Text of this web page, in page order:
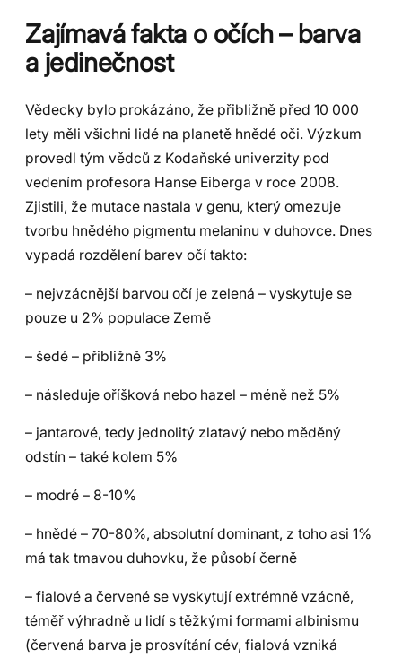
Zajímavá fakta o očích – barva
a jedinečnost
Vědecky bylo prokázáno, že přibližně před 10 000
lety měli všichni lidé na planetě hnědé oči. Výzkum
provedl tým vědců z Kodaňské univerzity pod
vedením profesora Hanse Eiberga v roce 2008.
Zjistili, že mutace nastala v genu, který omezuje
tvorbu hnědého pigmentu melaninu v duhovce. Dnes
vypadá rozdělení barev očí takto:
– nejvzácnější barvou očí je zelená – vyskytuje se
pouze u 2% populace Země
– šedé – přibližně 3%
– následuje oříšková nebo hazel – méně než 5%
– jantarové, tedy jednolitý zlatavý nebo měděný
odstín – také kolem 5%
– modré – 8-10%
– hnědé – 70-80%, absolutní dominant, z toho asi 1%
má tak tmavou duhovku, že působí černě
– fialové a červené se vyskytují extrémně vzácně,
téměř výhradně u lidí s těžkými formami albinismu
(červená barva je prosvítání cév, fialová vzniká